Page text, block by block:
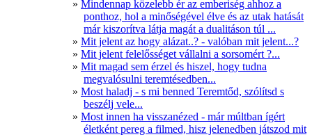
Mindennap közelebb ér az emberiség ahhoz a
ponthoz, hol a minőségével élve és az utak hatását
már kiszorítva látja magát a dualitáson túl ...
Mit jelent az hogy alázat..? - valóban mit jelent...?
Mit jelent felelősséget vállalni a sorsomért ?...
Mit magad sem érzel és hiszel, hogy tudna
megvalósulni teremtésedben...
Most haladj - s mi benned Teremtőd, szólítsd s
beszélj vele...
Most innen ha visszanézed - már múltban ígért
életként pereg a filmed, hisz jelenedben játszod mit